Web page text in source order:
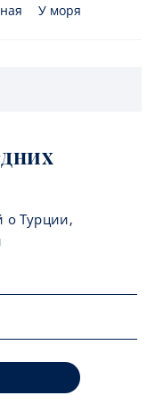
У моря
о Турции,